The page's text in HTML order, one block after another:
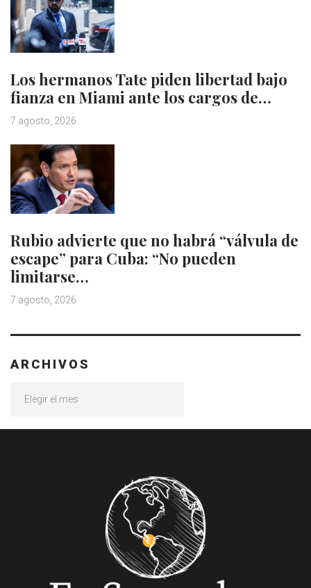
Los hermanos Tate piden libertad bajo
fianza en Miami ante los cargos de…
7 agosto, 2026
Rubio advierte que no habrá “válvula de
escape” para Cuba: “No pueden
limitarse…
7 agosto, 2026
ARCHIVOS